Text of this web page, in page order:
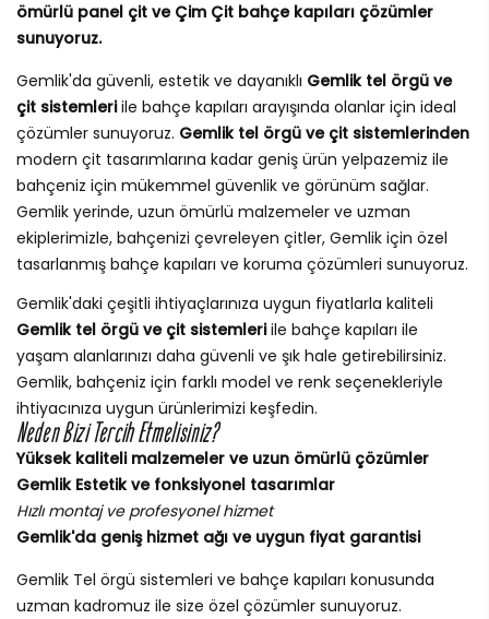
ömürlü panel çit ve Çim Çit bahçe kapıları çözümler
sunuyoruz.
Gemlik'da güvenli, estetik ve dayanıklı Gemlik tel örgü ve
çit sistemleriile bahçe kapıları arayışında olanlar için ideal
çözümler sunuyoruz. Gemlik tel örgü ve çit sistemlerinden
modern çit tasarımlarına kadar geniş ürün yelpazemiz ile
bahçeniz için mükemmel güvenlik ve görünüm sağlar.
Gemlik yerinde, uzun ömürlü malzemeler ve uzman
ekiplerimizle, bahçenizi çevreleyen çitler, Gemlik için özel
tasarlanmış bahçe kapıları ve koruma çözümleri sunuyoruz.
Gemlik'daki çeşitli ihtiyaçlarınıza uygun fiyatlarla kaliteli
Gemlik tel örgü ve çit sistemleriile bahçe kapıları ile
yaşam alanlarınızı daha güvenli ve şık hale getirebilirsiniz.
Gemlik, bahçeniz için farklı model ve renk seçenekleriyle
ihtiyacınıza uygun ürünlerimizi keşfedin.
Neden Bizi Tercih Etmelisiniz?
Yüksek kaliteli malzemeler ve uzun ömürlü çözümler
Gemlik Estetik ve fonksiyonel tasarımlar
Hızlı montaj ve profesyonel hizmet
Gemlik'da geniş hizmet ağı ve uygun fiyat garantisi
Gemlik Tel örgü sistemleri ve bahçe kapıları konusunda
uzman kadromuz ile size özel çözümler sunuyoruz.